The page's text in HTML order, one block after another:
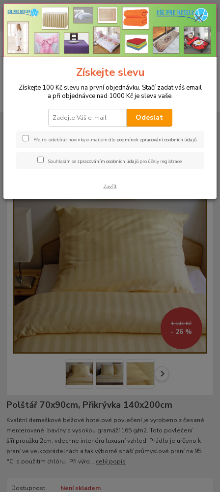
CHCETE NAKOUPIT VĚTŠÍ MNOŽSTVÍ NAŠICH PRODUKTŮ ZA LEPŠÍ
CENU? Klikněte ZDE
CZK
+420 773 794 023
Pondělí-pátek 9-16 hodin
0ks
za0 Kč
POVLEČENÍ
Povlečení standard proužek
Povlečení standard proužek 2cm
béžové
1 141 Kč
- 26 %
Polštář 70x90cm, Přikrývka 140x200cm
Kvalitní damaškové béžové hotelové povlečení je vyrobeno z česané
mercerované bavlny s vysokou gramáží 165 g/m2. Toto povlečení
šíří proužku 2cm, vdechne interiéru luxusní vzhled. Prádlo je určeno k
praní ve velkoprádelnách a tak výborně snáší průmyslové praní na 95
°C s použitím chlóru. Při výro... celý popis
Dostupnost
Není skladem
Získejte slevu
Získejte 100 Kč slevu na první objednávku. Stačí zadat váš email
a při objednávce nad 1000 Kč je sleva vaše.
Odeslat
Přeji si odebírat novinky e-mailem dle podmínek zpracování osobních údajů.
Souhlasím se zpracováním osobních údajů pro účely registrace.
Zavřít